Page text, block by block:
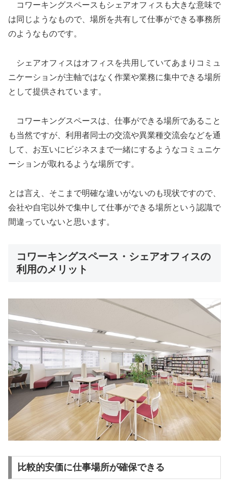
コワーキングスペースもシェアオフィスも大きな意味で
は同じようなもので、場所を共有して仕事ができる事務所
のようなものです。
シェアオフィスはオフィスを共用していてあまりコミュ
ニケーションが主軸ではなく作業や業務に集中できる場所
として提供されています。
コワーキングスペースは、仕事ができる場所であること
も当然ですが、利用者同士の交流や異業種交流会などを通
して、お互いにビジネスまで一緒にするようなコミュニケ
ーションが取れるような場所です。
とは言え、そこまで明確な違いがないのも現状ですので、
会社や自宅以外で集中して仕事ができる場所という認識で
間違っていないと思います。
コワーキングスペース・シェアオフィスの
利用のメリット
比較的安価に仕事場所が確保できる